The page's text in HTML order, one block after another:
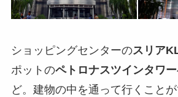
ショッピングセンターのスリア
ポットのペトロナスツインタワー
ど。建物の中を通って行くことが